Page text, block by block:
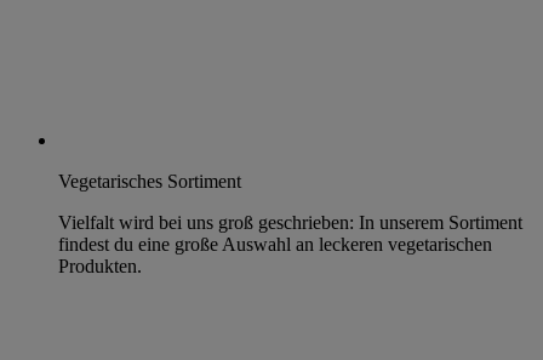
Vegetarisches Sortiment
Vielfalt wird bei uns groß geschrieben: In unserem Sortiment
findest du eine große Auswahl an leckeren vegetarischen
Produkten.